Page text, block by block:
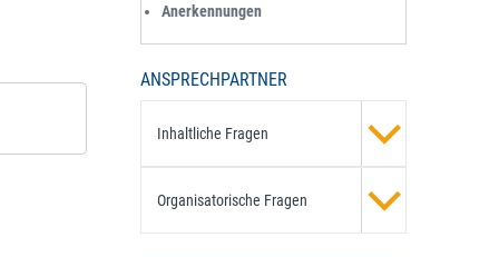
Anerkennungen
ANSPRECHPARTNER
Inhaltliche Fragen
Organisatorische Fragen